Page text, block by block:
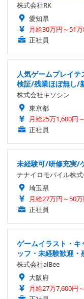
株式会社RK
愛知県
月給30万円～51
正社員
人気ゲームプレイ
検証/残業ほぼ無し/
株式会社キソシン
東京都
月給25万1,600円
正社員
未経験可/研修充実/
ナナイロモバイル株
埼玉県
月給27万円～50
正社員
ゲームイラスト・キ
ッフ・未経験歓迎・
株式会社alBee
大阪府
月給27万7,600円